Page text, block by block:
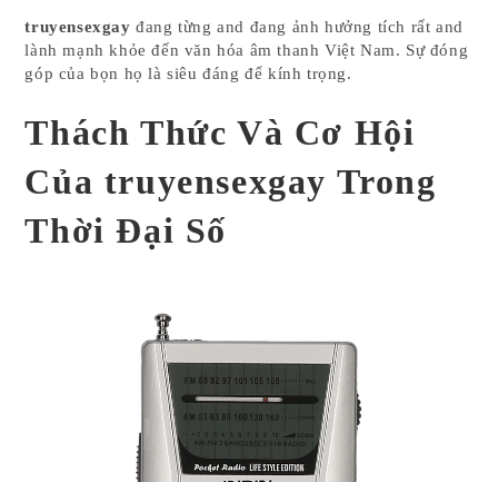
truyensexgay đang từng and đang ảnh hưởng tích rất and
lành mạnh khỏe đến văn hóa âm thanh Việt Nam. Sự đóng
góp của bọn họ là siêu đáng để kính trọng.
Thách Thức Và Cơ Hội
Của truyensexgay Trong
Thời Đại Số